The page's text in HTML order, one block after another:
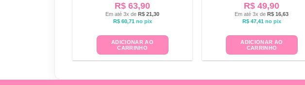
R$ 63,90
Em até 3x deR$ 21,30
R$60,71 no pix
ADICIONAR AO
CARRINHO
R$ 49,90
Em até 3x deR$ 16,63
R$47,41 no pix
ADICIONAR AO
CARRINHO